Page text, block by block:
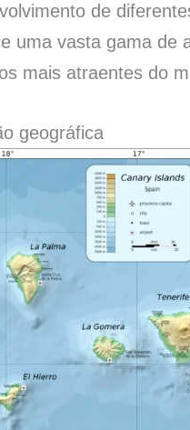
de
uma vasta gama de
mais atraentes do
geográfica